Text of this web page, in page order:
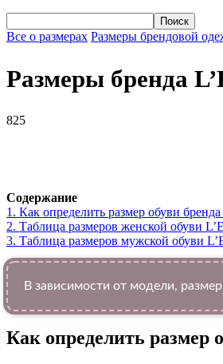
Все о размерах Размеры брендовой
Размеры бренда
825
Содержание
1. Как определить размер обуви
2. Таблица размеров женской обуви
3. Таблица размеров мужской обуви
В зависимости от модели,
Как определить размер